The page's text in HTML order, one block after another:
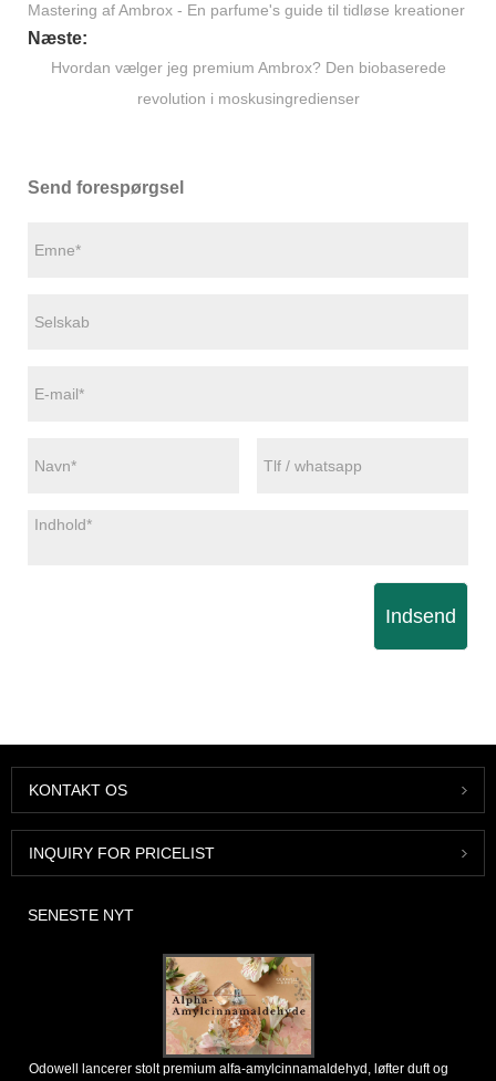
Mastering af Ambrox - En parfume's guide til tidløse kreationer
Næste:
Hvordan vælger jeg premium Ambrox? Den biobaserede
revolution i moskusingredienser
Send forespørgsel
Indsend
KONTAKT OS
INQUIRY FOR PRICELIST
SENESTE NYT
Odowell lancerer stolt premium alfa-amylcinnamaldehyd, løfter duft og